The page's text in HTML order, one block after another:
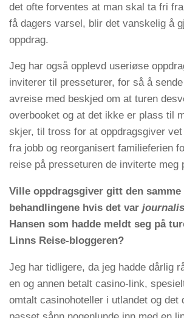
det ofte forventes at man skal ta fri
få dagers varsel, blir det vanskelig å
oppdrag.
Jeg har også opplevd useriøse
inviterer til presseturer, for så å
avreise med beskjed om at turen
overbooket og at det ikke er plass til
skjer, til tross for at oppdragsgiver
fra jobb og reorganisert familieferien
reise på presseturen de inviterte meg
Ville oppdragsgiver gitt den samme
behandlingene hvis det var
Hansen som hadde meldt seg på
Linns Reise-bloggeren?
Jeg har tidligere, da jeg hadde dårlig
en og annen betalt casino-link,
omtalt casinohoteller i utlandet og det